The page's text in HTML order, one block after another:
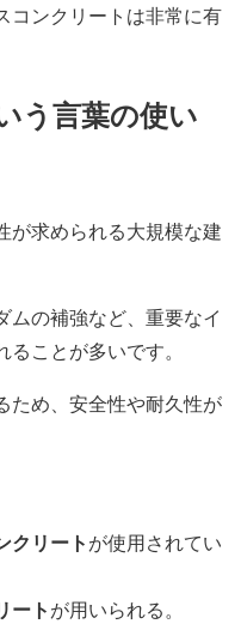
コンクリートは非常に有
う言葉の使い
が求められる大規模な建
ムの補強など、重要なイ
ことが多いです。
ため、安全性や耐久性が
クリートが使用されてい
ートが用いられる。